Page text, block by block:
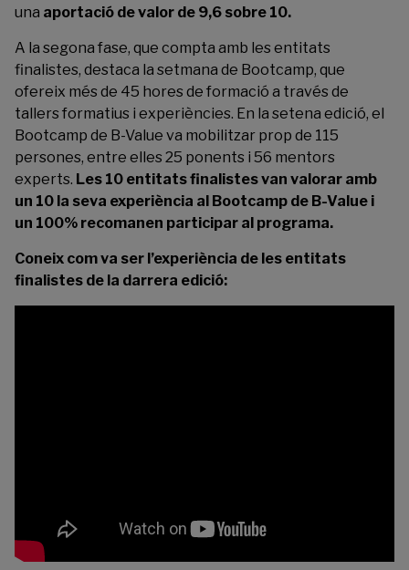
una aportació de valor de 9,6 sobre 10.
A la segona fase, que compta amb les entitats
finalistes, destaca la setmana de Bootcamp, que
ofereix més de 45 hores de formació a través de
tallers formatius i experiències. En la setena edició, el
Bootcamp de B-Value va mobilitzar prop de 115
persones, entre elles 25 ponents i 56 mentors
experts. Les 10 entitats finalistes van valorar amb
un 10 la seva experiència al Bootcamp de B-Value i
un 100% recomanen participar al programa.
Coneix com va ser l’experiència de les entitats
finalistes de la darrera edició: